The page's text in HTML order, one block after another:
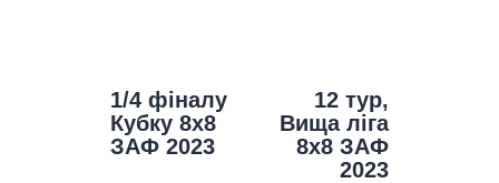
по
записям
1/4 фіналу
Кубку 8х8
ЗАФ 2023
12 тур,
Вища ліга
8х8 ЗАФ
2023